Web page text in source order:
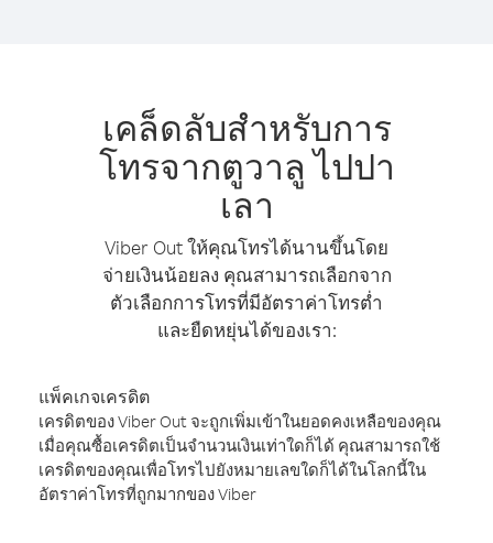
เคล็ดลับสำหรับการ
โทรจากตูวาลู ไปปา
เลา
Viber Out ให้คุณโทรได้นานขึ้นโดย
จ่ายเงินน้อยลง คุณสามารถเลือกจาก
ตัวเลือกการโทรที่มีอัตราค่าโทรต่ำ
และยืดหยุ่นได้ของเรา:
แพ็คเกจเครดิต
เครดิตของ Viber Out จะถูกเพิ่มเข้าในยอดคงเหลือของคุณ
เมื่อคุณซื้อเครดิตเป็นจำนวนเงินเท่าใดก็ได้ คุณสามารถใช้
เครดิตของคุณเพื่อโทรไปยังหมายเลขใดก็ได้ในโลกนี้ใน
อัตราค่าโทรที่ถูกมากของ Viber